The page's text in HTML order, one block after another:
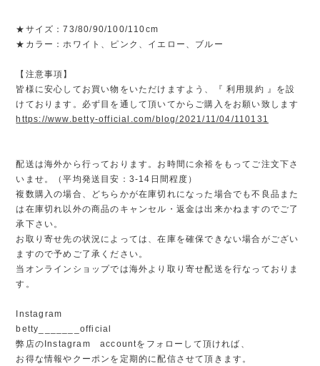
★サイズ：73/80/90/100/110cm
★カラー：ホワイト、ピンク、イエロー、ブルー
【注意事項】
皆様に安心してお買い物をいただけますよう、『 利用規約 』を設
けております。必ず目を通して頂いてからご購入をお願い致します
https://www.betty-official.com/blog/2021/11/04/110131
配送は海外から行っております。お時間に余裕をもってご注文下さ
いませ。（平均発送目安：3-14日間程度）
複数購入の場合、どちらかが在庫切れになった場合でも不良品また
は在庫切れ以外の商品のキャンセル・返金は出来かねますのでご了
承下さい。
お取り寄せ先の状況によっては、在庫を確保できない場合がござい
ますので予めご了承ください。
当オンラインショップでは海外より取り寄せ配送を行なっておりま
す。
Instagram
betty_______official
弊店のInstagram accountをフォローして頂ければ、
お得な情報やクーポンを定期的に配信させて頂きます。